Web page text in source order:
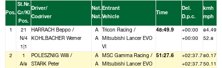
Pos.
St.Nr.
Gr/Kl
Pos.
Driver/
Codriver
Nat.
Nat.
Entrant
Vehicle
Time
Del.
D.p.c.
kmh
mph
1
21
N/4
1|1
HARRACH Beppo /
KOHLBACHER Werner
A
A
Tricon Racing /
Mitsubishi Lancer EVO
VI
48:49.9
+00:00
+00:00
84.49
52.8
2
1
A/8
POLESZNIG Willi /
STARK Peter
A
A
MSC Gamma Racing /
Mitsubishi Lancer EVO
51:27.6
+02:37.7
+02:37.7
80.17
50.11